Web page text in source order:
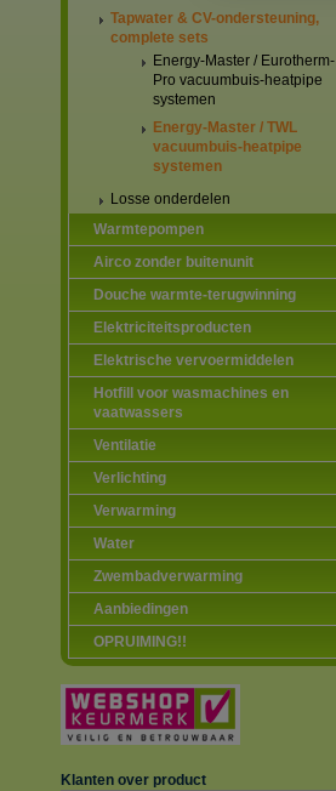
Tapwater & CV-ondersteuning,
complete sets
Energy-Master / Eurotherm-
Pro vacuumbuis-heatpipe
systemen
Energy-Master / TWL
vacuumbuis-heatpipe
systemen
Losse onderdelen
Warmtepompen
Airco zonder buitenunit
Douche warmte-terugwinning
Elektriciteitsproducten
Elektrische vervoermiddelen
Hotfill voor wasmachines en
vaatwassers
Ventilatie
Verlichting
Verwarming
Water
Zwembadverwarming
Aanbiedingen
OPRUIMING!!
Klanten over product